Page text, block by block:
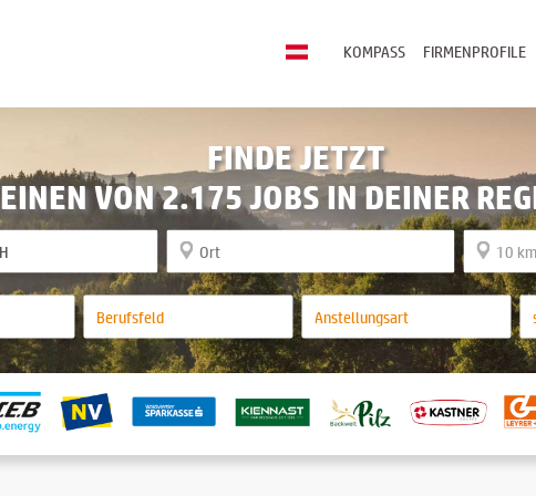
FIRMENPROFILE
KOMPASS
FINDE JETZT
EINEN VON 2.175 JOBS IN DEINER